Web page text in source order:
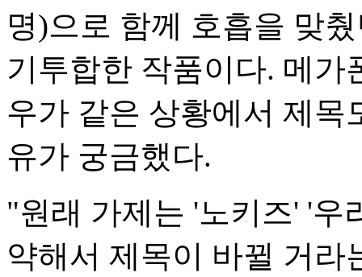
명)으로 함께 호흡을 맞
기투합한 작품이다. 메가
우가 같은 상황에서 제목
유가 궁금했다.
"원래 가제는 '노키즈' '우
약해서 제목이 바뀔 거라